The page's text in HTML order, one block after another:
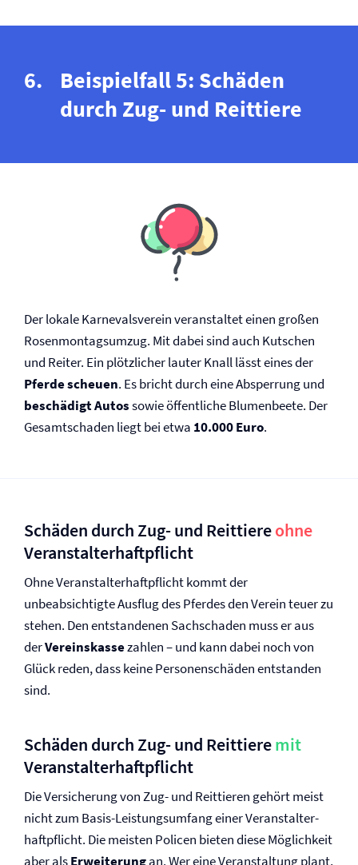
Beispielfall 5: Schäden
durch Zug- und Reittiere
Der lokale Karnevalsverein veranstaltet einen großen
Rosenmontagsumzug. Mit dabei sind auch Kutschen
und Reiter. Ein plötzlicher lauter Knall lässt eines der
Pferde scheuen. Es bricht durch eine Absperrung und
beschädigt Autossowie öffentliche Blumenbeete. Der
Gesamtschaden liegt bei etwa 10.000 Euro.
Schäden durch Zug- und Reittiereohne
Veranstalter­haftpflicht
Ohne Veranstalter­haftpflicht kommt der
unbeabsichtigte Ausflug des Pferdes den Verein teuer zu
stehen. Den entstandenen Sachschaden muss er aus
derVereinskassezahlen – und kann dabei noch von
Glück reden, dass keine Personenschäden entstanden
sind.
Schäden durch Zug- und Reittieremit
Veranstalter­haftpflicht
Die Versicherung von Zug- und Reittieren gehört meist
nicht zum Basis-Leistungsumfang einer Veranstalter­
haftpflicht. Die meisten Policen bieten diese Möglichkeit
aber alsErweiterungan. Wer eine Veranstaltung plant,